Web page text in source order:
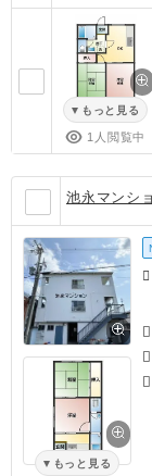
もっと見る
1人閲覧中
池永マンシ
もっと見る